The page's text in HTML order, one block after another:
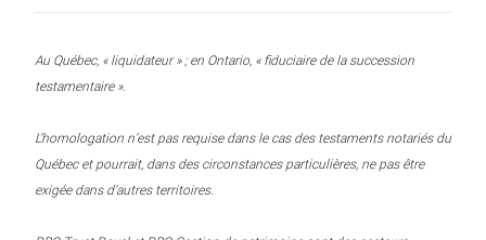
Au Québec, « liquidateur » ; en Ontario, « fiduciaire de la succession
testamentaire ».
L’homologation n’est pas requise dans le cas des testaments notariés du
Québec et pourrait, dans des circonstances particulières, ne pas être
exigée dans d’autres territoires.